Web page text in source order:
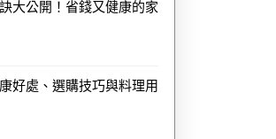
大公開！省錢又健康的家
好處、選購技巧與料理用